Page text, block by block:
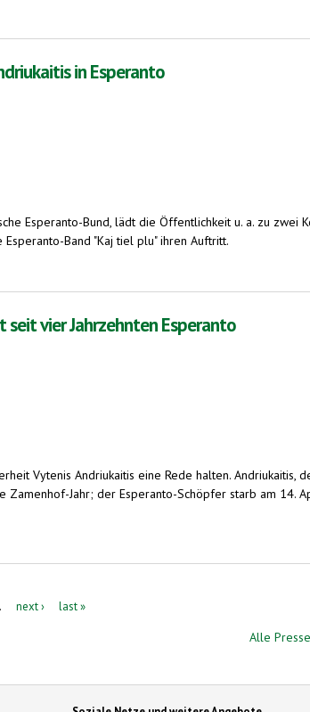
in Esperanto
Esperanto-Bund, lädt die Öffentlichkeit u. a. zu zwei
Band "Kaj tiel plu" ihren Auftritt.
seit vier Jahrzehnten Esperanto
Vytenis Andriukaitis eine Rede halten. Andriukaitis,
Jahr; der Esperanto-Schöpfer starb am 14.
next › last »
Alle